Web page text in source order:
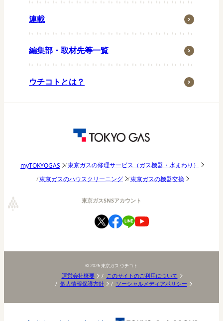
ウチの台所
子育て・家族
パッチョ日記
連載
編集部・取材先等一覧
ウチコトとは？
myTOKYOGAS
東京ガスの修理サービス（ガス機器・水まわり）
東京ガスのハウスクリーニング
東京ガスの機器交換
東京ガスSNSアカウント
© 2026 東京ガス ウチコト
運営会社概要
このサイトのご利用について
個人情報保護方針
ソーシャルメディアポリシー